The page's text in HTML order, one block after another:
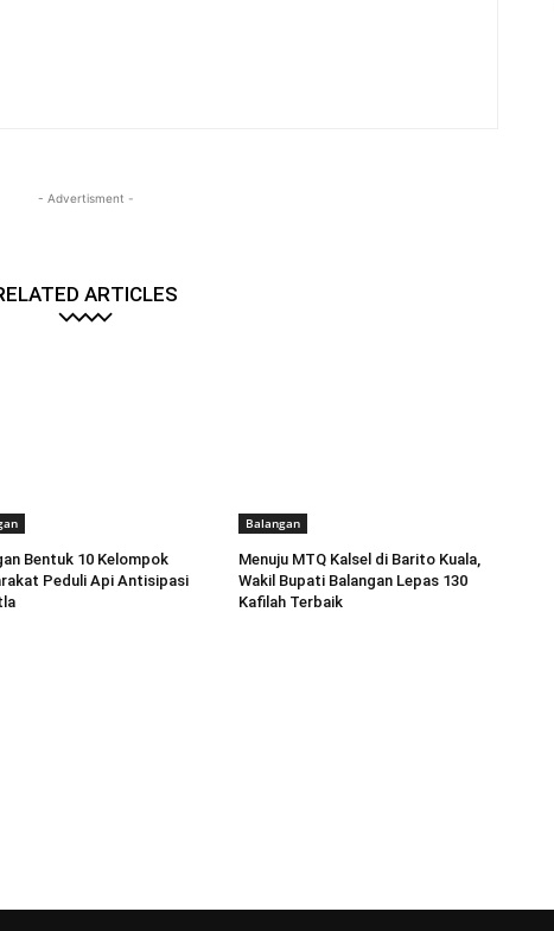
- Advertisment -
ARTICLES
Bentuk 10 Kelompok
Peduli Api Antisipasi
Balangan
Menuju MTQ Kalsel di Barito Kuala,
Wakil Bupati Balangan Lepas 130
Kafilah Terbaik